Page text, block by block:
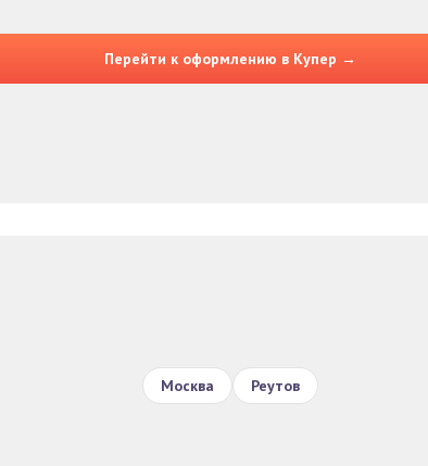
Перейти к оформлению в Купер →
Москва Реутов